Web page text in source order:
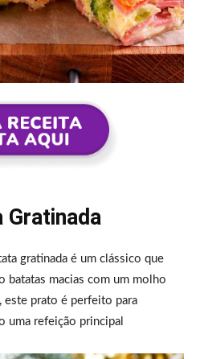
Gratinada
gratinada é um clássico que
batatas macias com um molho
prato é perfeito para
uma refeição principal